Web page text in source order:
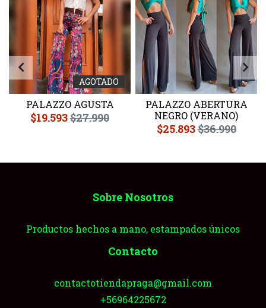
AGOTADO
PALAZZO AGUSTA
$19.593$27.990
PALAZZO ABERTURA
NEGRO (VERANO)
$25.893$36.990
Sobre Nosotros
Productos hechos a mano, estampados únicos
Contacto
contactotiendapraga@gmail.com
+56964225672